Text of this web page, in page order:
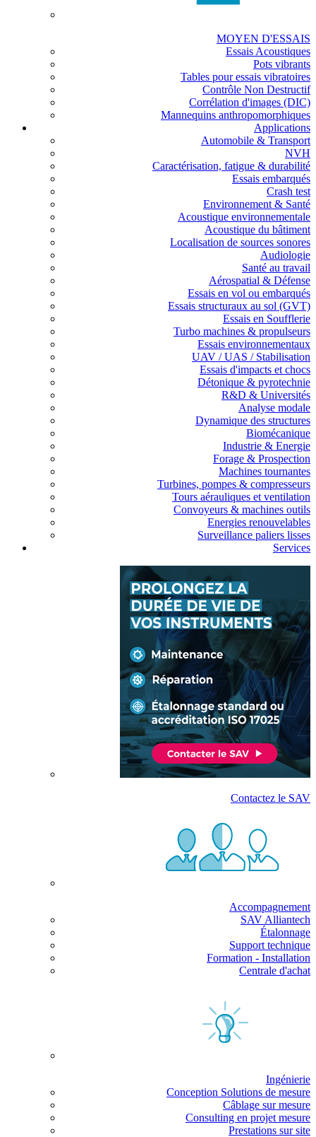
MOYEN D'ESSAIS
Essais Acoustiques
Pots vibrants
Tables pour essais vibratoires
Contrôle Non Destructif
Corrélation d'images (DIC)
Mannequins anthropomorphiques
Applications
Automobile & Transport
NVH
Caractérisation, fatigue & durabilité
Essais embarqués
Crash test
Environnement & Santé
Acoustique environnementale
Acoustique du bâtiment
Localisation de sources sonores
Audiologie
Santé au travail
Aérospatial & Défense
Essais en vol ou embarqués
Essais structuraux au sol (GVT)
Essais en Soufflerie
Turbo machines & propulseurs
Essais environnementaux
UAV / UAS / Stabilisation
Essais d'impacts et chocs
Détonique & pyrotechnie
R&D & Universités
Analyse modale
Dynamique des structures
Biomécanique
Industrie & Energie
Forage & Prospection
Machines tournantes
Turbines, pompes & compresseurs
Tours aérauliques et ventilation
Convoyeurs & machines outils
Energies renouvelables
Surveillance paliers lisses
Services
Contactez le SAV
Accompagnement
SAV Alliantech
Étalonnage
Support technique
Formation - Installation
Centrale d'achat
Ingénierie
Conception Solutions de mesure
Câblage sur mesure
Consulting en projet mesure
Prestations sur site